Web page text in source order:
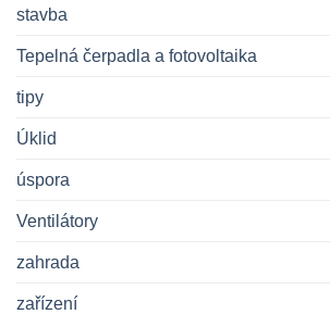
stavba
Tepelná čerpadla a fotovoltaika
tipy
Úklid
úspora
Ventilátory
zahrada
zařízení